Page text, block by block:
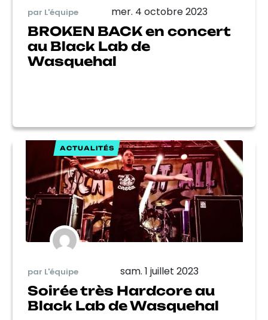
par L'équipe mer. 4 octobre 2023
BROKEN BACK en concert
au Black Lab de
Wasquehal
ACTUALITÉS
par L'équipe sam. 1 juillet 2023
Soirée très Hardcore au
Black Lab de Wasquehal